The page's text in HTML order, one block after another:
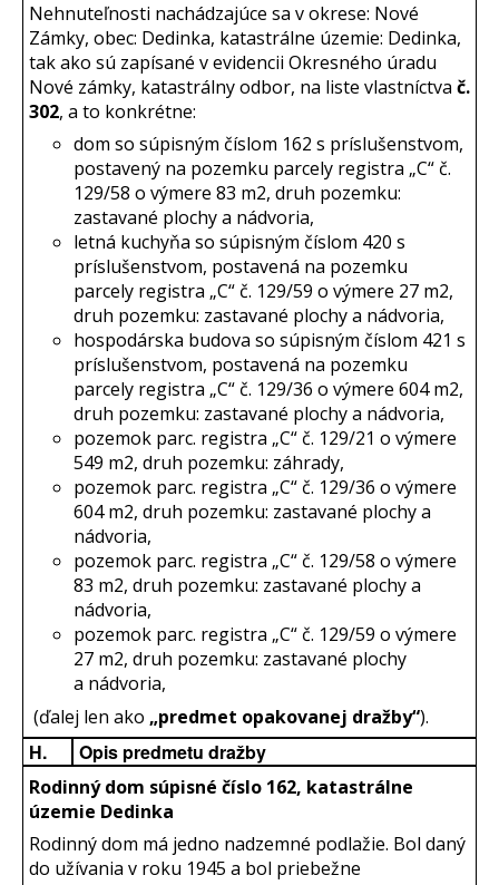
Nehnuteľnosti nachádzajúce sa v okrese: Nové
Zámky, obec: Dedinka, katastrálne územie: Dedinka,
tak ako sú zapísané v evidencii Okresného úradu
Nové zámky, katastrálny odbor, na liste vlastníctva č.
302, a to konkrétne:
dom so súpisným číslom 162 s príslušenstvom,
postavený na pozemku parcely registra „C“ č.
129/58 o výmere 83 m2, druh pozemku:
zastavané plochy a nádvoria,
letná kuchyňa so súpisným číslom 420 s
príslušenstvom, postavená na pozemku
parcely registra „C“ č. 129/59 o výmere 27 m2,
druh pozemku: zastavané plochy a nádvoria,
hospodárska budova so súpisným číslom 421 s
príslušenstvom, postavená na pozemku
parcely registra „C“ č. 129/36 o výmere 604 m2,
druh pozemku: zastavané plochy a nádvoria,
pozemok parc. registra „C“ č. 129/21 o výmere
549 m2, druh pozemku: záhrady,
pozemok parc. registra „C“ č. 129/36 o výmere
604 m2, druh pozemku: zastavané plochy a
nádvoria,
pozemok parc. registra „C“ č. 129/58 o výmere
83 m2, druh pozemku: zastavané plochy a
nádvoria,
pozemok parc. registra „C“ č. 129/59 o výmere
27 m2, druh pozemku: zastavané plochy
a nádvoria,
(ďalej len ako „predmet opakovanej dražby“).
H. Opis predmetu dražby
Rodinný dom súpisné číslo 162, katastrálne
územie Dedinka
Rodinný dom má jedno nadzemné podlažie. Bol daný
do užívania v roku 1945 a bol priebežne